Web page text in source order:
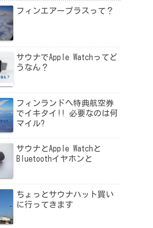
フィンエアープラスって？
サウナでApple Watchってど
うなん？
フィンランドへ特典航空券
でイキタイ!! 必要なのは何
マイル?
サウナとApple Watchと
Bluetoothイヤホンと
ちょっとサウナハット買い
に行ってきます